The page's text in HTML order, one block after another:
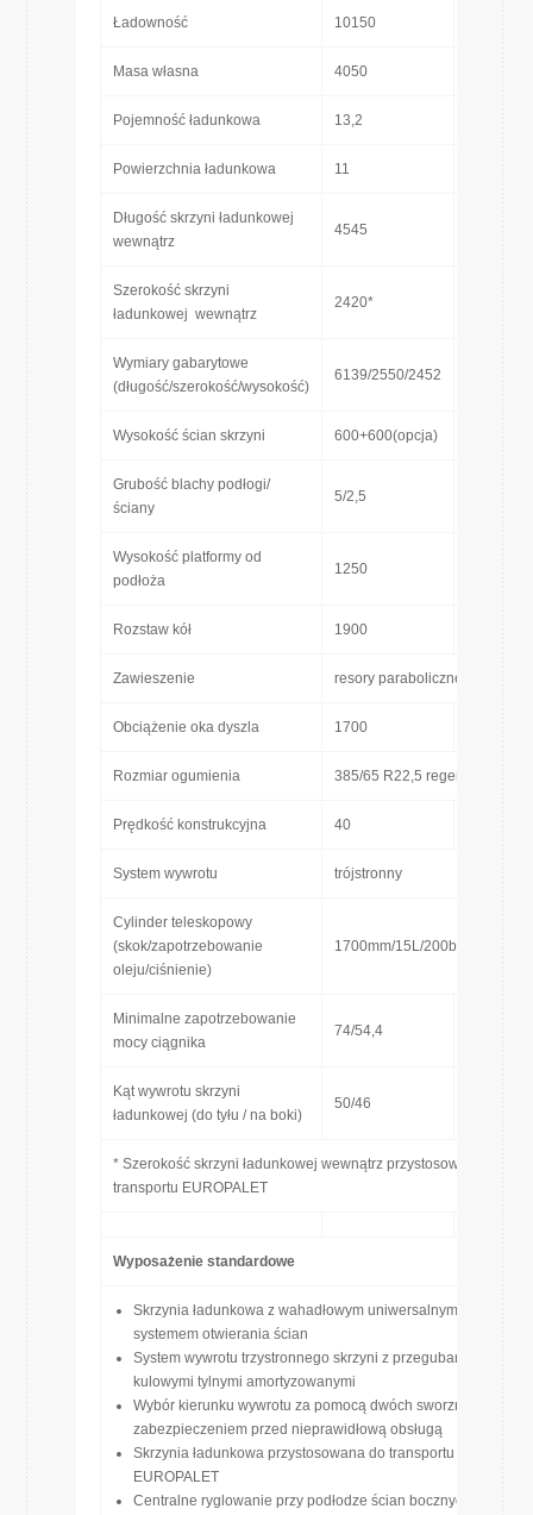
Ładowność 10150
Masa własna 4050
Pojemność ładunkowa 13,2
Powierzchnia ładunkowa 11
Długość skrzyni ładunkowej
wewnątrz
4545
Szerokość skrzyni
ładunkowej wewnątrz
2420*
Wymiary gabarytowe
(długość/szerokość/wysokość)
6139/2550/2452
Wysokość ścian skrzyni 600+600(opcja)
Grubość blachy podłogi/
ściany
5/2,5
Wysokość platformy od
podłoża
1250
Rozstaw kół 1900
Zawieszenie resory paraboliczne
Obciążenie oka dyszla 1700
Rozmiar ogumienia 385/65 R22,5 regenerowane
Prędkość konstrukcyjna 40 [km/h]
System wywrotu trójstronny
Cylinder teleskopowy
(skok/zapotrzebowanie
oleju/ciśnienie)
1700mm/15L/200bar
Minimalne zapotrzebowanie
mocy ciągnika
74/54,4 [KM/kW]
Kąt wywrotu skrzyni
ładunkowej (do tyłu / na boki)
50/46
* Szerokość skrzyni ładunkowej wewnątrz przystosowana do
transportu EUROPALET
Wyposażenie standardowe
Skrzynia ładunkowa z wahadłowym uniwersalnym
systemem otwierania ścian
System wywrotu trzystronnego skrzyni z przegubami
kulowymi tylnymi amortyzowanymi
Wybór kierunku wywrotu za pomocą dwóch sworzni z
zabezpieczeniem przed nieprawidłową obsługą
Skrzynia ładunkowa przystosowana do transportu
EUROPALET
Centralne ryglowanie przy podłodze ścian bocznych i